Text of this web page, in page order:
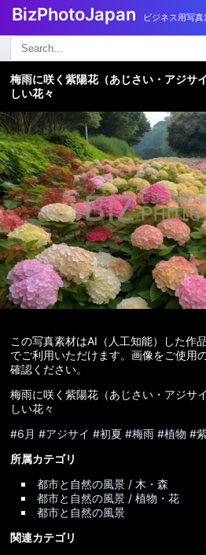
BizPhotoJapan ビジネス用写真
検
索:
梅雨に咲く紫陽花（あじさい・アジサ
しい花々
この写真素材はAI（人工知能）した作
でご利用いただけます。画像をご使用
確認ください。
梅雨に咲く紫陽花（あじさい・アジサ
しい花々
#6月 #アジサイ #初夏 #梅雨 #植物 #
所属カテゴリ
都市と自然の風景 / 木・森
都市と自然の風景 / 植物・花
都市と自然の風景
関連カテゴリ